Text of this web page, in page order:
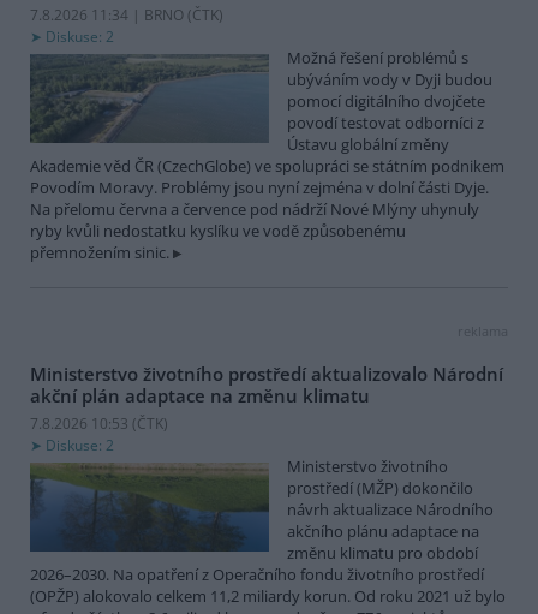
7.8.2026 11:34 | BRNO (ČTK)
Diskuse: 2
Možná řešení problémů s
ubýváním vody v Dyji budou
pomocí digitálního dvojčete
povodí testovat odborníci z
Ústavu globální změny
Akademie věd ČR (CzechGlobe) ve spolupráci se státním podnikem
Povodím Moravy. Problémy jsou nyní zejména v dolní části Dyje.
Na přelomu června a července pod nádrží Nové Mlýny uhynuly
ryby kvůli nedostatku kyslíku ve vodě způsobenému
přemnožením sinic.
reklama
Ministerstvo životního prostředí aktualizovalo Národní
akční plán adaptace na změnu klimatu
7.8.2026 10:53 (ČTK)
Diskuse: 2
Ministerstvo životního
prostředí (MŽP) dokončilo
návrh aktualizace Národního
akčního plánu adaptace na
změnu klimatu pro období
2026–2030. Na opatření z Operačního fondu životního prostředí
(OPŽP) alokovalo celkem 11,2 miliardy korun. Od roku 2021 už bylo